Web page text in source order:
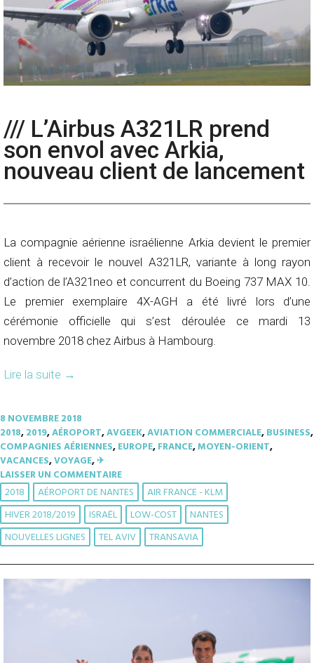
/// L’Airbus A321LR prend
son envol avec Arkia,
nouveau client de lancement
La compagnie aérienne israélienne Arkia devient le premier
client à recevoir le nouvel A321LR, variante à long rayon
d’action de l’A321neo et concurrent du Boeing 737 MAX 10.
Le premier exemplaire 4X-AGH a été livré lors d’une
cérémonie officielle qui s’est déroulée ce mardi 13
novembre 2018 chez Airbus à Hambourg.
Lire la suite →
8 NOVEMBRE 2018
2018,2019,AÉROPORT,AVGEEK,AVIATION COMMERCIALE,BUSINESS,
COMPAGNIES AÉRIENNES,EUROPE,FRANCE,MOYEN-ORIENT,
VACANCES,VOYAGE,✈︎
LAISSER UN COMMENTAIRE
2018 AÉROPORT DE NANTES
AIR FRANCE - KLM
HIVER 2018/2019
ISRAËL LOW-COST
NANTES
NOUVELLES LIGNES
TEL AVIV TRANSAVIA